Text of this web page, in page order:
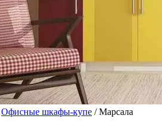
Офисные шкафы-купе / Марсала